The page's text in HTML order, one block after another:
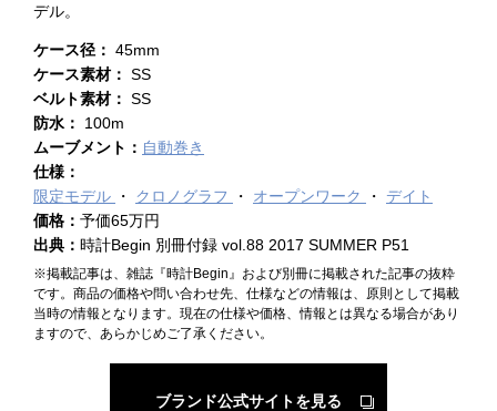
デル。
ケース径： 45mm
ケース素材： SS
ベルト素材： SS
防水： 100m
ムーブメント： 自動巻き
仕様：
限定モデル
クロノグラフ オープンワーク
デイト
価格： 予価65万円
出典： 時計Begin 別冊付録 vol.88 2017 SUMMER P51
※掲載記事は、雑誌『時計Begin』および別冊に掲載された記事の抜粋
です。商品の価格や問い合わせ先、仕様などの情報は、原則として掲載
当時の情報となります。現在の仕様や価格、情報とは異なる場合があり
ますので、あらかじめご了承ください。
ブランド公式サイトを見る